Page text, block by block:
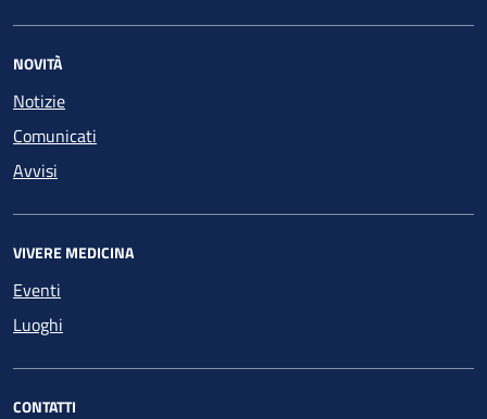
NOVITÀ
Notizie
Comunicati
Avvisi
VIVERE MEDICINA
Eventi
Luoghi
CONTATTI